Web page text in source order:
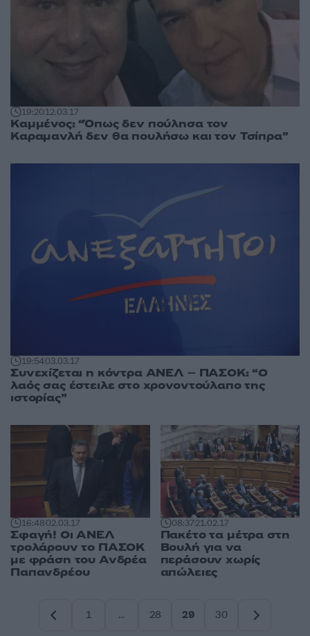
19:2012.03.17
Καμμένος: “Όπως δεν πούλησα τον
Καραμανλή δεν θα πουλήσω και τον Τσίπρα”
19:5403.03.17
Συνεχίζεται η κόντρα ΑΝΕΛ – ΠΑΣΟΚ: “Ο
λαός σας έστειλε στο χρονοντούλαπο της
ιστορίας”
16:4802.03.17
Σφαγή! Οι ΑΝΕΛ
τρολάρουν το ΠΑΣΟΚ
με φράση του Ανδρέα
Παπανδρέου
08:3721.02.17
Πακέτο τα μέτρα στη
Βουλή για να
περάσουν χωρίς
απώλειες
1
…
28
29
30